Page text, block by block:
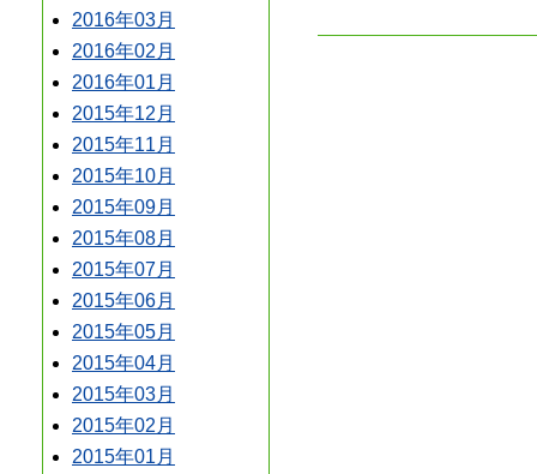
2016年03月
2016年02月
2016年01月
2015年12月
2015年11月
2015年10月
2015年09月
2015年08月
2015年07月
2015年06月
2015年05月
2015年04月
2015年03月
2015年02月
2015年01月